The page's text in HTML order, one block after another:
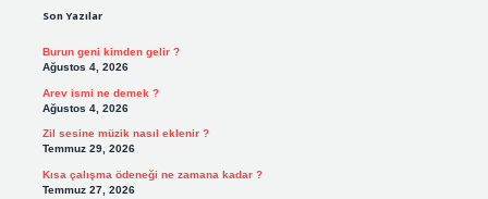
Son Yazılar
Burun geni kimden gelir ?
Ağustos 4, 2026
Arev ismi ne demek ?
Ağustos 4, 2026
Zil sesine müzik nasıl eklenir ?
Temmuz 29, 2026
Kısa çalışma ödeneği ne zamana kadar ?
Temmuz 27, 2026